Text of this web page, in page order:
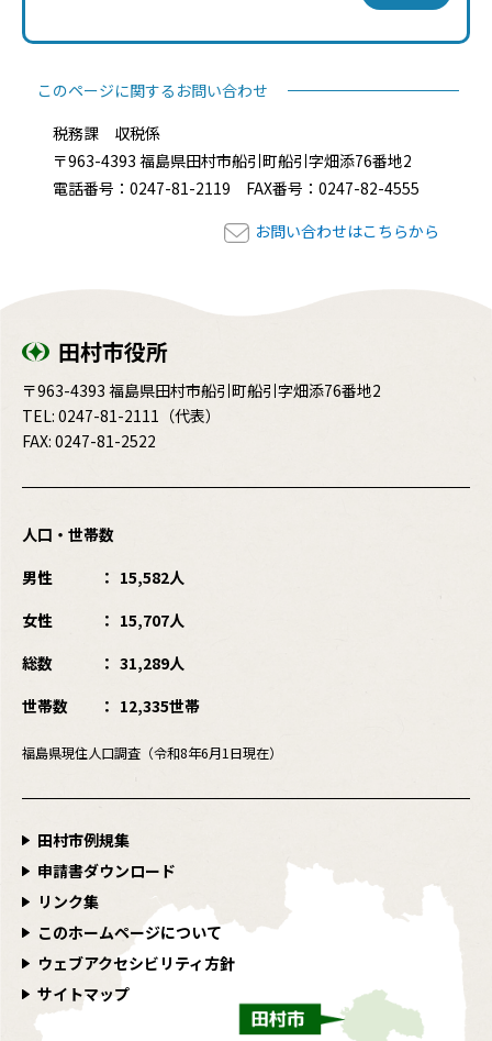
このページに関するお問い合わせ
税務課 収税係
〒963-4393 福島県田村市船引町船引字畑添76番地2
電話番号：0247-81-2119 FAX番号：0247-82-4555
お問い合わせはこちらから
田村市役所
〒963-4393 福島県田村市船引町船引字畑添76番地2
TEL: 0247-81-2111 （代表）
FAX: 0247-81-2522
人口・世帯数
男性
15,582人
女性
15,707人
総数
31,289人
世帯数
12,335世帯
福島県現住人口調査（令和8年6月1日現在）
田村市例規集
申請書ダウンロード
リンク集
このホームページについて
ウェブアクセシビリティ方針
サイトマップ